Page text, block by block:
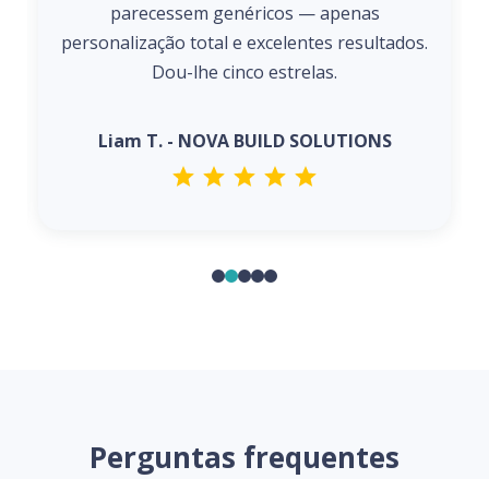
parecessem genéricos — apenas
personalização total e excelentes resultados.
Dou-lhe cinco estrelas.
Liam T. - NOVA BUILD SOLUTIONS
Perguntas frequentes